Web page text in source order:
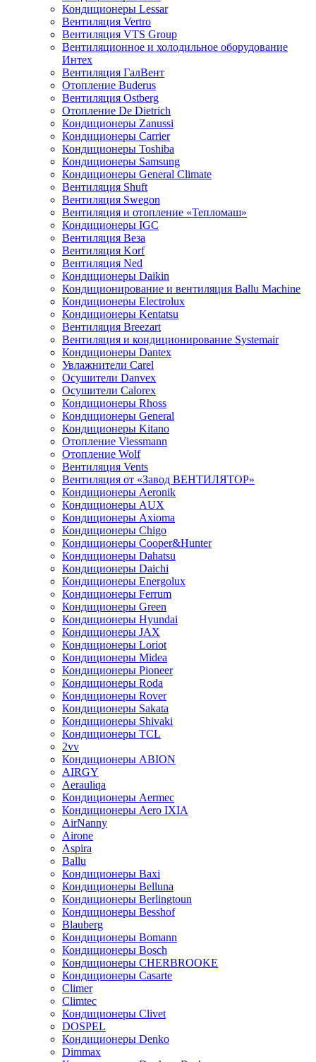
Кондиционеры Lessar
Вентиляция Vertro
Вентиляция VTS Group
Вентиляционное и холодильное оборудование
Интех
Вентиляция ГалВент
Отопление Buderus
Вентиляция Ostberg
Отопление De Dietrich
Кондиционеры Zanussi
Кондиционеры Carrier
Кондиционеры Toshiba
Кондиционеры Samsung
Кондиционеры General Climate
Вентиляция Shuft
Вентиляция Swegon
Вентиляция и отопление «Тепломаш»
Кондиционеры IGC
Вентиляция Веза
Вентиляция Korf
Вентиляция Ned
Кондиционеры Daikin
Кондиционирование и вентиляция Ballu Machine
Кондиционеры Electrolux
Кондиционеры Kentatsu
Вентиляция Breezart
Вентиляция и кондиционирование Systemair
Кондиционеры Dantex
Увлажнители Carel
Осушители Danvex
Осушители Calorex
Кондиционеры Rhoss
Кондиционеры General
Кондиционеры Kitano
Отопление Viessmann
Отопление Wolf
Вентиляция Vents
Вентиляция от «Завод ВЕНТИЛЯТОР»
Кондиционеры Aeronik
Кондиционеры AUX
Кондиционеры Axioma
Кондиционеры Chigo
Кондиционеры Cooper&Hunter
Кондиционеры Dahatsu
Кондиционеры Daichi
Кондиционеры Energolux
Кондиционеры Ferrum
Кондиционеры Green
Кондиционеры Hyundai
Кондиционеры JAX
Кондиционеры Loriot
Кондиционеры Midea
Кондиционеры Pioneer
Кондиционеры Roda
Кондиционеры Rover
Кондиционеры Sakata
Кондиционеры Shivaki
Кондиционеры TCL
2vv
Кондиционеры ABION
AIRGY
Aerauliqa
Кондиционеры Aermec
Кондиционеры Aero IXIA
AirNanny
Airone
Aspira
Ballu
Кондиционеры Baxi
Кондиционеры Belluna
Кондиционеры Berlingtoun
Кондиционеры Besshof
Blauberg
Кондиционеры Bomann
Кондиционеры Bosch
Кондиционеры CHERBROOKE
Кондиционеры Casarte
Climer
Climtec
Кондиционеры Clivet
DOSPEL
Кондиционеры Denko
Dimmax